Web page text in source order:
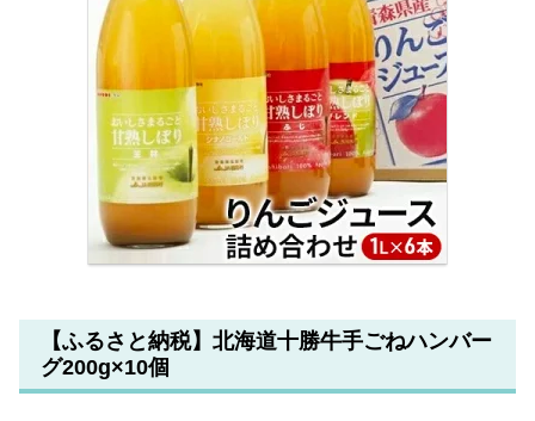
【ふるさと納税】北海道十勝牛手ごねハンバー
グ200g×10個